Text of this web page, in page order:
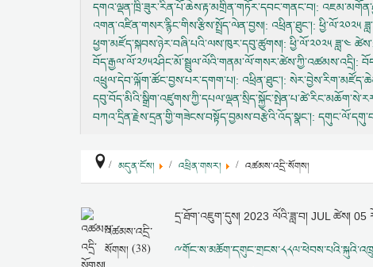
དགའ་ལྡན་ཁྲི་ཟུར་རིན་པོ་ཆེས་རྟ་མགྲིན་གཏོར་དབང་གནང་བ།:
འགན་འཛིན་གསར་རྙིང་གིས་རྩིས་སྤྲོད་ལེན་བྱས།: འཕྲིན་ཐུང་།: ཕྱི་ལོ་༢༠༢༥
ཕྱག་མཛོད་སྐབས་ཉེར་བཞི་པའི་ལས་ཁུར་དབུ་ཚུགས།: ཕྱི་ལོ་༢༠༢༥ ཟླ་༤
བོད་རྒྱལ་ལོ་༢༡༥༢ཤིང་མོ་སྦྲུལ་ལོའི་གནམ་ལོ་གསར་ཚེས་ཀྱི་འཚམས་འདྲི།:
འཕྲུལ་དེབ་ལྐོག་ཚོང་བྱས་པར་དགག་པ།: འཕྲིན་ཐུང་།:
བཀའ་དྲིན་རྗེས་དྲན་གྱི་གཟེངས་བསྟོད་བྱམས་བརྩེའི་འོད་སྣང་།:
མདུན་ངོས། འཕྲིན་གསར། འཚམས་འདྲི་སོགས།
འཚམས་འདྲི་
སོགས། (38)
དྲ་ཐོག་འཇུག་དུས། 2023 ལོའི་ཟླ་བ། JUL ཚེས། 05